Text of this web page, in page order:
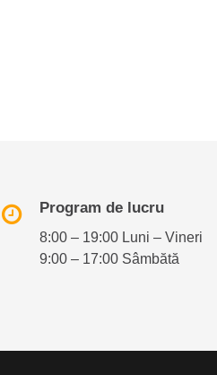
Program de lucru
8:00 – 19:00 Luni – Vineri
9:00 – 17:00 Sâmbătă